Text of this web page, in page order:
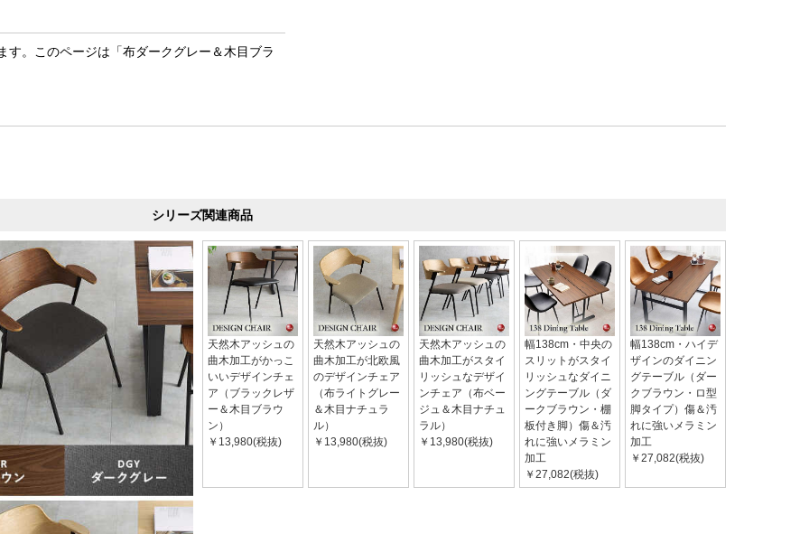
。このページは「布ダークグレー＆木目ブラ
シリーズ関連商品
天然木アッシュの
曲木加工がかっこ
いいデザインチェ
ア（ブラックレザ
ー＆木目ブラウ
ン）
￥13,980(税抜)
天然木アッシュの
曲木加工が北欧風
のデザインチェア
（布ライトグレー
＆木目ナチュラ
ル）
￥13,980(税抜)
天然木アッシュの
曲木加工がスタイ
リッシュなデザイ
ンチェア（布ベー
ジュ＆木目ナチュ
ラル）
￥13,980(税抜)
幅138cm・中央の
スリットがスタイ
リッシュなダイニ
ングテーブル（ダ
ークブラウン・棚
板付き脚）傷＆汚
れに強いメラミン
加工
￥27,082(税抜)
幅138cm・ハイデ
ザインのダイニン
グテーブル（ダー
クブラウン・ロ型
脚タイプ）傷＆汚
れに強いメラミン
加工
￥27,082(税抜)